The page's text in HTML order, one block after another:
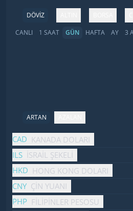
DÖVİZ
CANLI
1 SAAT GÜN HAFTA AY 3
ARTAN
İsim FiyatDeğişim
CAD KANADA DOLARI
ILS İSRAIL ŞEKELI
HKD HONG KONG DOLARI
CNY ÇIN YUANI
PHP FILIPINLER PESOSU